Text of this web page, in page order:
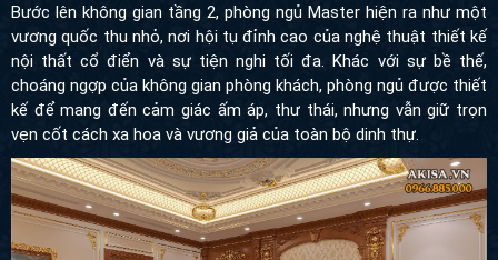
nội thất cổ điển và sự tiện nghi tối đa. Khác với sự bề thế,
choáng ngợp của không gian phòng khách, phòng ngủ được thiết
kế để mang đến cảm giác ấm áp, thư thái, nhưng vẫn giữ trọn
vẹn cốt cách xa hoa và vương giả của toàn bộ dinh thự.